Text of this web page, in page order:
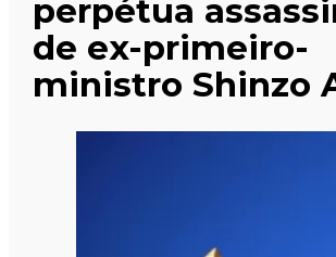
perpétua
de ex-primeiro-
ministro Shinzo